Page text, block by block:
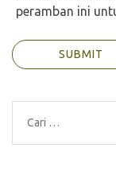
peramban ini
Cari
untuk: